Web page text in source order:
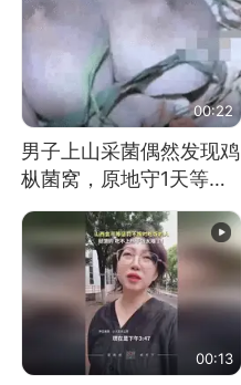
00:22
男子上山采菌偶然发现鸡
枞菌窝，原地守1天等它
长大：挖了140多朵
00:13